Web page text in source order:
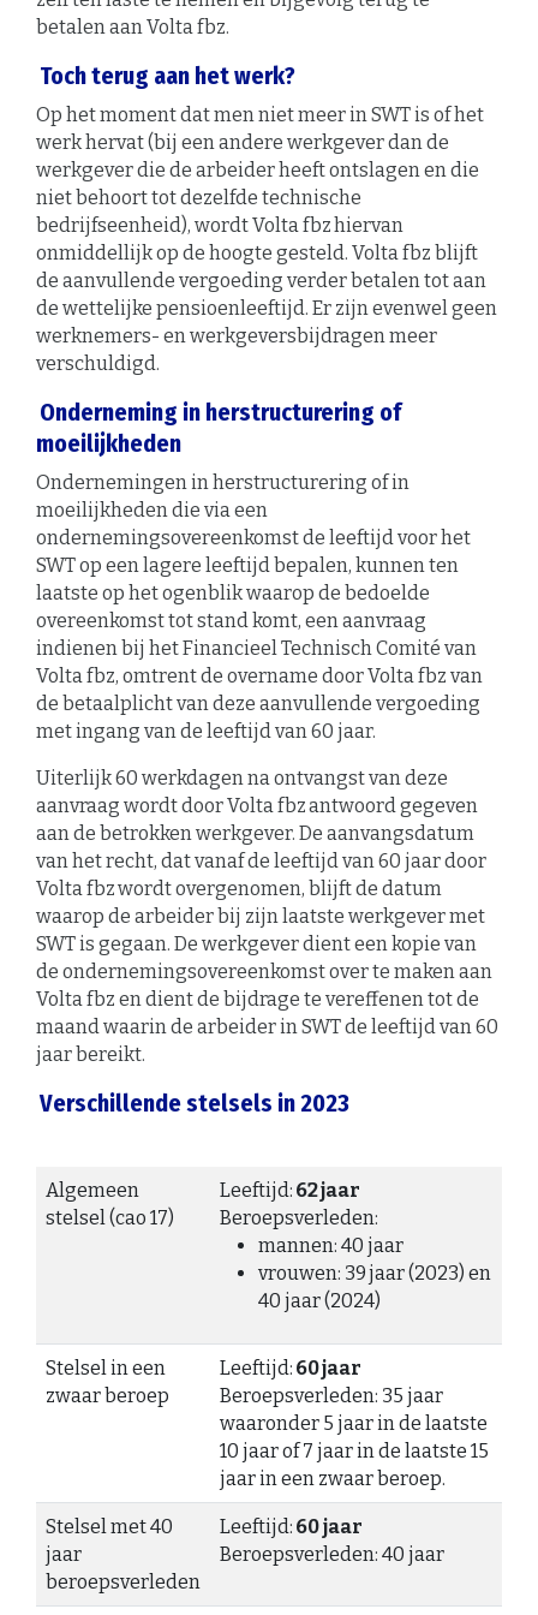
betalen aan Volta fbz.
Toch terug aan het werk?
Op het moment dat men niet meer in SWT is of het
werk hervat (bij een andere werkgever dan de
werkgever die de arbeider heeft ontslagen en die
niet behoort tot dezelfde technische
bedrijfseenheid), wordt Volta fbz hiervan
onmiddellijk op de hoogte gesteld. Volta fbz blijft
de aanvullende vergoeding verder betalen tot aan
de wettelijke pensioenleeftijd. Er zijn evenwel geen
werknemers- en werkgeversbijdragen meer
verschuldigd.
Onderneming in herstructurering of
moeilijkheden
Ondernemingen in herstructurering of in
moeilijkheden die via een
ondernemingsovereenkomst de leeftijd voor het
SWT op een lagere leeftijd bepalen, kunnen ten
laatste op het ogenblik waarop de bedoelde
overeenkomst tot stand komt, een aanvraag
indienen bij het Financieel Technisch Comité van
Volta fbz, omtrent de overname door Volta fbz van
de betaalplicht van deze aanvullende vergoeding
met ingang van de leeftijd van 60 jaar.
Uiterlijk 60 werkdagen na ontvangst van deze
aanvraag wordt door Volta fbz antwoord gegeven
aan de betrokken werkgever. De aanvangsdatum
van het recht, dat vanaf de leeftijd van 60 jaar door
Volta fbz wordt overgenomen, blijft de datum
waarop de arbeider bij zijn laatste werkgever met
SWT is gegaan. De werkgever dient een kopie van
de ondernemingsovereenkomst over te maken aan
Volta fbz en dient de bijdrage te vereffenen tot de
maand waarin de arbeider in SWT de leeftijd van 60
jaar bereikt.
Verschillende stelsels in 2023
Algemeen
stelsel (cao 17)
Leeftijd: 62jaar
Beroepsverleden:
mannen: 40 jaar
vrouwen: 39 jaar (2023) en
40 jaar (2024)
Stelsel in een
zwaar beroep
Leeftijd: 60jaar
Beroepsverleden: 35 jaar
waaronder 5 jaar in de laatste
10 jaar of 7 jaar in de laatste 15
jaar in een zwaar beroep.
Stelsel met 40
jaar
beroepsverleden
Leeftijd: 60jaar
Beroepsverleden: 40 jaar